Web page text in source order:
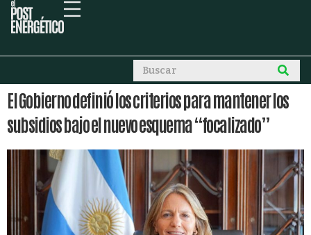
El Gobierno definió los criterios para mantener los
subsidios bajo el nuevo esquema “focalizado”